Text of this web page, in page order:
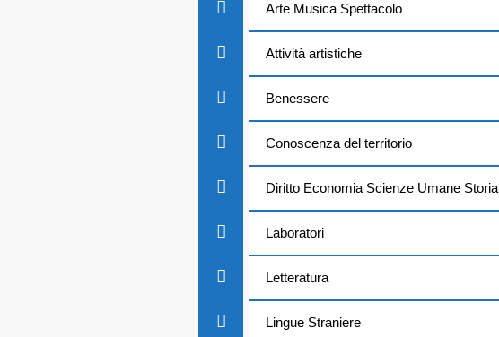
Arte Musica Spettacolo
Attività artistiche
Benessere
Conoscenza del territorio
Diritto Economia Scienze Umane Storia
Laboratori
Letteratura
Lingue Straniere